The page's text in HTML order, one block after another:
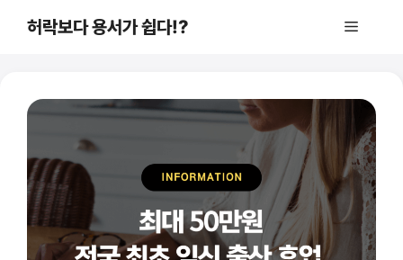
허락보다 용서가 쉽다!? 메